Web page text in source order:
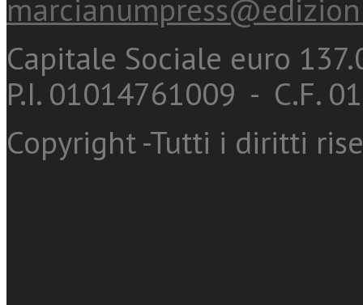
Capitale Sociale euro
P.I. 01014761009 - C.F.
Copyright -Tutti i diritti